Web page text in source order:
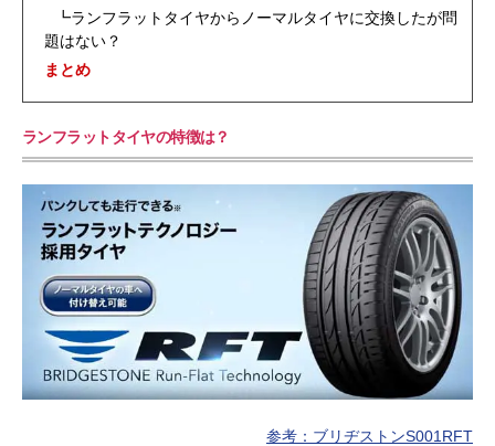
┗ランフラットタイヤからノーマルタイヤに交換したが問
題はない？
まとめ
ランフラットタイヤの特徴は？
参考：ブリヂストンS001RFT